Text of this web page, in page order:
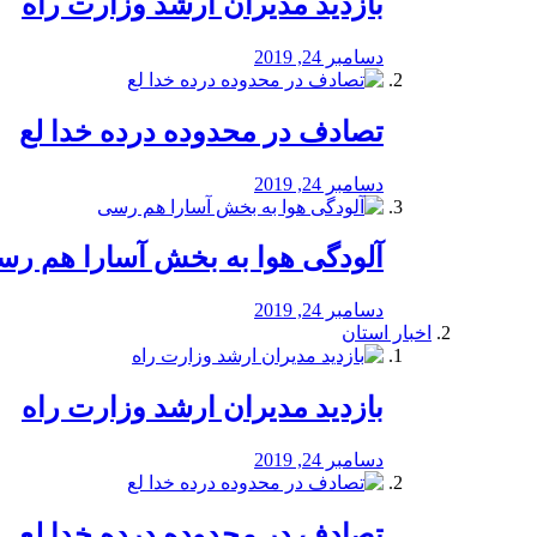
دسامبر 24, 2019
تصادف در محدوده درده خدا لع
دسامبر 24, 2019
آلودگی هوا به بخش آسارا هم
دسامبر 24, 2019
اخبار استان
بازدید مدیران ارشد وزارت راه
دسامبر 24, 2019